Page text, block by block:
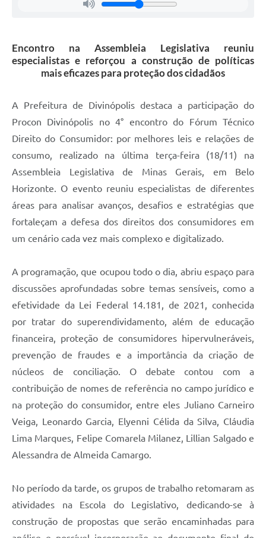
Encontro na Assembleia Legislativa reuniu
especialistas e reforçou a construção de políticas
mais eficazes para proteção dos cidadãos
A Prefeitura de Divinópolis destaca a participação do
Procon Divinópolis no 4° encontro do Fórum Técnico
Direito do Consumidor: por melhores leis e relações de
consumo, realizado na última terça-feira (18/11) na
Assembleia Legislativa de Minas Gerais, em Belo
Horizonte. O evento reuniu especialistas de diferentes
áreas para analisar avanços, desafios e estratégias que
fortaleçam a defesa dos direitos dos consumidores em
um cenário cada vez mais complexo e digitalizado.
A programação, que ocupou todo o dia, abriu espaço para
discussões aprofundadas sobre temas sensíveis, como a
efetividade da Lei Federal 14.181, de 2021, conhecida
por tratar do superendividamento, além de educação
financeira, proteção de consumidores hipervulneráveis,
prevenção de fraudes e a importância da criação de
núcleos de conciliação. O debate contou com a
contribuição de nomes de referência no campo jurídico e
na proteção do consumidor, entre eles Juliano Carneiro
Veiga, Leonardo Garcia, Elyenni Célida da Silva, Cláudia
Lima Marques, Felipe Comarela Milanez, Lillian Salgado e
Alessandra de Almeida Camargo.
No período da tarde, os grupos de trabalho retomaram as
atividades na Escola do Legislativo, dedicando-se à
construção de propostas que serão encaminhadas para